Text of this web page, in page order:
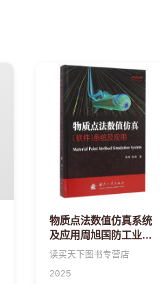
物质点法数值仿真系统
及应用周旭国防工业计
算机与互联网书籍
读买天下图书专营店
2025